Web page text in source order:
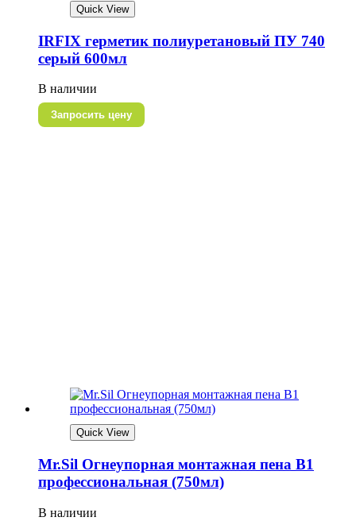
Quick View
IRFIX герметик полиуретановый ПУ 740
серый 600мл
В наличии
Запросить цену
Quick View
Mr.Sil Огнеупорная монтажная пена В1
профессиональная (750мл)
В наличии